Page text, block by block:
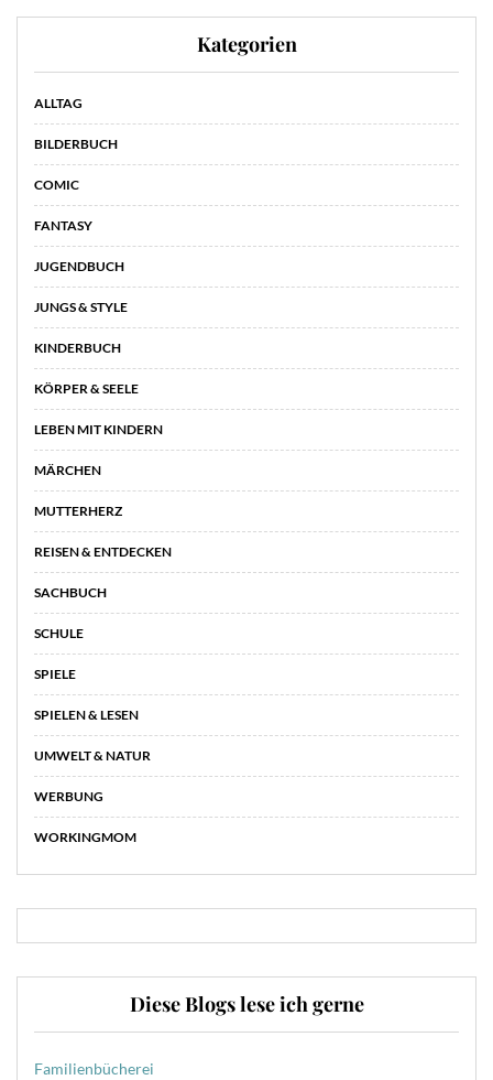
Kategorien
ALLTAG
BILDERBUCH
COMIC
FANTASY
JUGENDBUCH
JUNGS & STYLE
KINDERBUCH
KÖRPER & SEELE
LEBEN MIT KINDERN
MÄRCHEN
MUTTERHERZ
REISEN & ENTDECKEN
SACHBUCH
SCHULE
SPIELE
SPIELEN & LESEN
UMWELT & NATUR
WERBUNG
WORKINGMOM
Diese Blogs lese ich gerne
Familienbücherei